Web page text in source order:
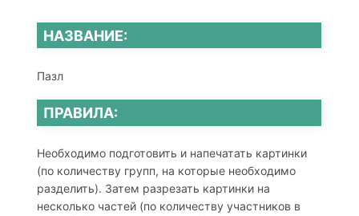
НАЗВАНИЕ:
Пазл
ПРАВИЛА:
Необходимо подготовить и напечатать картинки
(по количеству групп, на которые необходимо
разделить). Затем разрезать картинки на
несколько частей (по количеству участников в